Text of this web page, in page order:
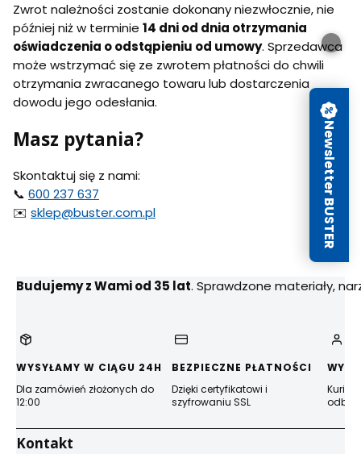
Zwrot należności zostanie dokonany niezwłocznie, nie
później niż w terminie 14 dni od dnia otrzymania
oświadczenia o odstąpieniu od umowy. Sprzedawca
może wstrzymać się ze zwrotem płatności do chwili
otrzymania zwracanego towaru lub dostarczenia
dowodu jego odesłania.
Masz pytania?
Skontaktuj się z nami:
📞 600 237 637
✉️ sklep@buster.com.pl
Budujemy z Wami od 35 lat. Sprawdzone materiały,
WYSYŁAMY W CIĄGU 24H
Dla zamówień złożonych do
12:00
BEZPIECZNE PŁATNOŚCI
Dzięki certyfikatowi i
szyfrowaniu SSL
Kontakt
Newsletter BUSTER